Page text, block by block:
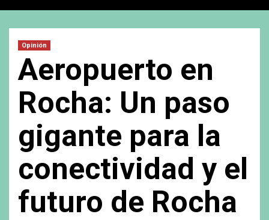
Opinión
Aeropuerto en
Rocha: Un paso
gigante para la
conectividad y el
futuro de Rocha